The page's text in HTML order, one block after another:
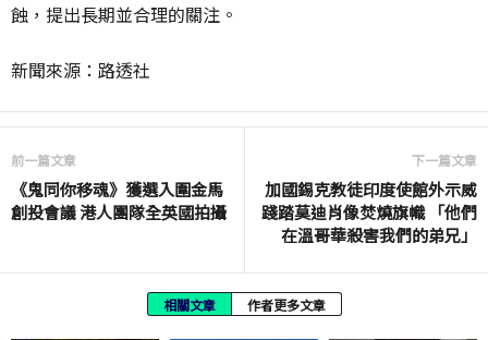
蝕，提出長期並合理的關注。
新聞來源：路透社
前一篇文章
《鬼同你移魂》獲選入圍金馬
創投會議 港人團隊全英國拍攝
下一篇文章
加國錫克教徒印度使館外示威
踐踏莫迪肖像焚燒旗幟 「他們
在溫哥華殺害我們的弟兄」
相關文章 作者更多文章